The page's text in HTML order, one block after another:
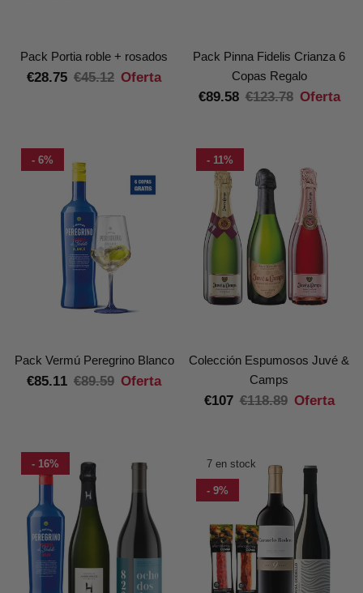
Pack Portia roble + rosados
€28.75 €45.12 Oferta
Pack Pinna Fidelis Crianza 6
Copas Regalo
€89.58 €123.78 Oferta
- 6%
Pack Vermú Peregrino Blanco
€85.11 €89.59 Oferta
- 11%
Colección Espumosos Juvé &
Camps
€107 €118.89 Oferta
- 16% 7 en stock
- 9%